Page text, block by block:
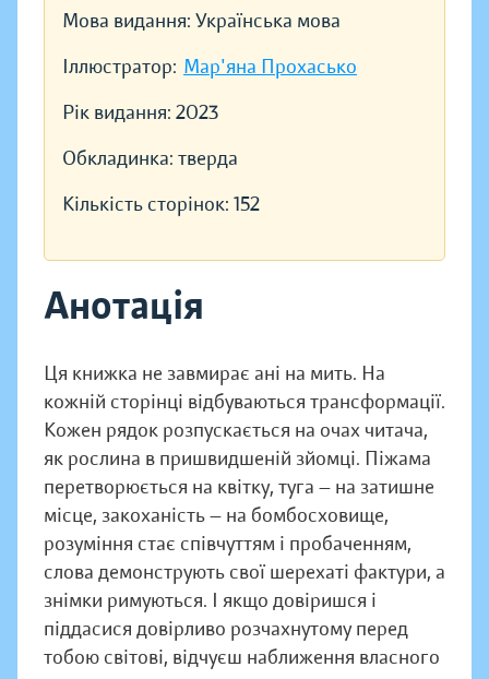
Мова видання: Українська мова
Іллюстратор: Мар'яна Прохасько
Рік видання: 2023
Обкладинка: тверда
Кількість сторінок: 152
Анотація
Ця книжка не завмирає ані на мить. На
кожній сторінці відбуваються трансформації.
Кожен рядок розпускається на очах читача,
як рослина в пришвидшеній зйомці. Піжама
перетворюється на квітку, туга — на затишне
місце, закоханість — на бомбосховище,
розуміння стає співчуттям і пробаченням,
слова демонструють свої шерехаті фактури, а
знімки римуються. І якщо довіришся і
піддасися довірливо розчахнутому перед
тобою світові, відчуєш наближення власного